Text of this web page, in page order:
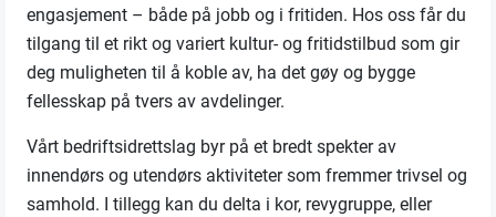
engasjement – både på jobb og i fritiden. Hos oss får du
tilgang til et rikt og variert kultur- og fritidstilbud som gir
deg muligheten til å koble av, ha det gøy og bygge
fellesskap på tvers av avdelinger.
Vårt bedriftsidrettslag byr på et bredt spekter av
innendørs og utendørs aktiviteter som fremmer trivsel og
samhold. I tillegg kan du delta i kor, revygruppe, eller